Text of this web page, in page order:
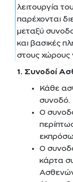
λειτουργία
παρέχονται
μεταξύ
και βασικές
στους χώρους
1. Συνοδοί
Κάθε
συνοδό.
Ο
Ο
κάρτα